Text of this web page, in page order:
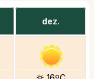
dez.